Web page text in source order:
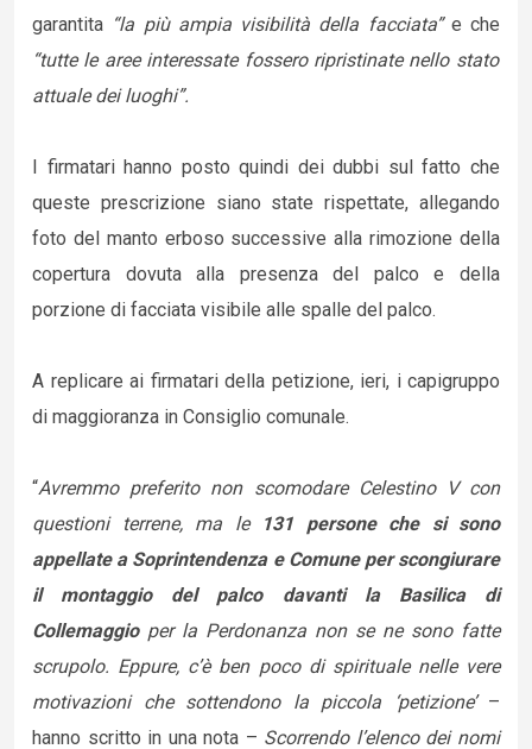
garantita “la più ampia visibilità della facciata” e che
“tutte le aree interessate fossero ripristinate nello stato
attuale dei luoghi”.
I firmatari hanno posto quindi dei dubbi sul fatto che
queste prescrizione siano state rispettate, allegando
foto del manto erboso successive alla rimozione della
copertura dovuta alla presenza del palco e della
porzione di facciata visibile alle spalle del palco.
A replicare ai firmatari della petizione, ieri, i capigruppo
di maggioranza in Consiglio comunale.
“Avremmo preferito non scomodare Celestino V con
questioni terrene, ma le131 persone che si sono
appellate a Soprintendenza e Comune per scongiurare
il montaggio del palco davanti la Basilica di
Collemaggio per la Perdonanza non se ne sono fatte
scrupolo. Eppure, c’è ben poco di spirituale nelle vere
motivazioni che sottendono la piccola ‘petizione’–
hanno scritto in una nota – Scorrendo l’elenco dei nomi